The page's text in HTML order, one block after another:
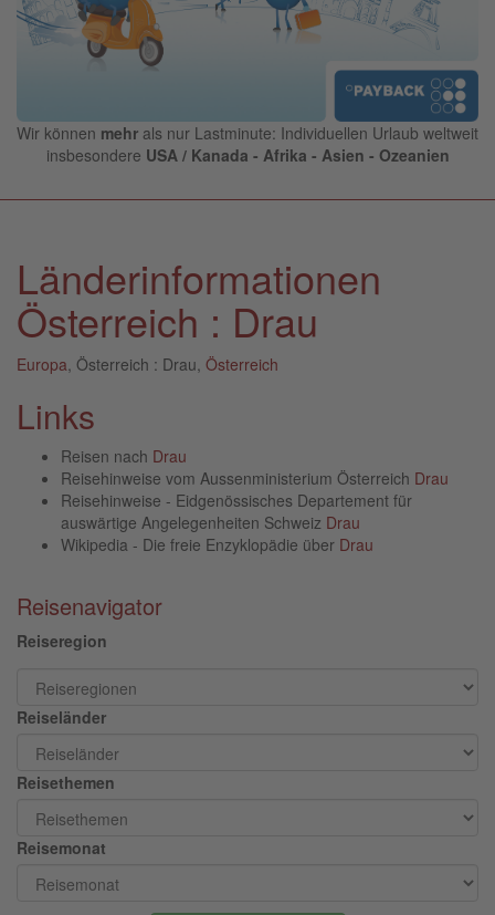
Wir können mehr als nur Lastminute: Individuellen Urlaub weltweit
insbesondere USA / Kanada - Afrika - Asien - Ozeanien
Länderinformationen
Österreich : Drau
Europa , Österreich : Drau, Österreich
Links
Reisen nach Drau
Reisehinweise vom Aussenministerium Österreich Drau
Reisehinweise - Eidgenössisches Departement für
auswärtige Angelegenheiten Schweiz Drau
Wikipedia - Die freie Enzyklopädie über Drau
Reisenavigator
Reiseregion
Reiseländer
Reisethemen
Reisemonat